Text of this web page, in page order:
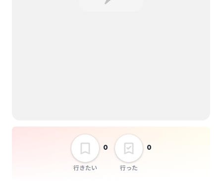
行きたい
0
行った
0